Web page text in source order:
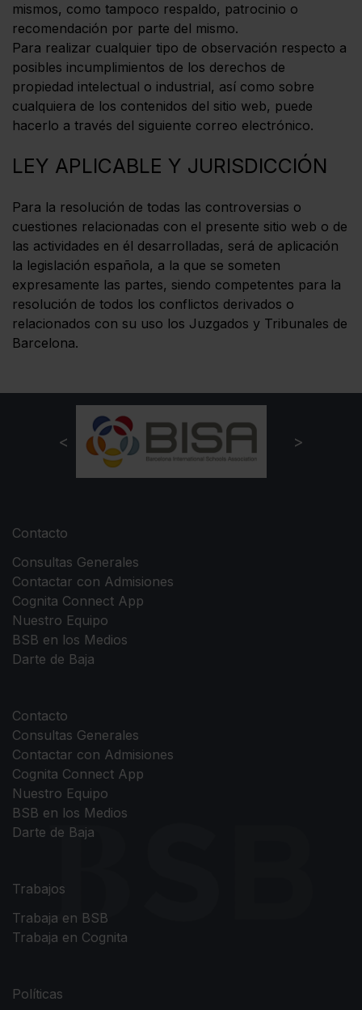
mismos, como tampoco respaldo, patrocinio o
recomendación por parte del mismo.
Para realizar cualquier tipo de observación respecto a
posibles incumplimientos de los derechos de
propiedad intelectual o industrial, así como sobre
cualquiera de los contenidos del sitio web, puede
hacerlo a través del siguiente correo electrónico.
LEY APLICABLE Y JURISDICCIÓN
Para la resolución de todas las controversias o
cuestiones relacionadas con el presente sitio web o de
las actividades en él desarrolladas, será de aplicación
la legislación española, a la que se someten
expresamente las partes, siendo competentes para la
resolución de todos los conflictos derivados o
relacionados con su uso los Juzgados y Tribunales de
Barcelona.
Contacto
Consultas Generales
Contactar con Admisiones
Cognita Connect App
Nuestro Equipo
BSB en los Medios
Darte de Baja
Contacto
Consultas Generales
Contactar con Admisiones
Cognita Connect App
Nuestro Equipo
BSB en los Medios
Darte de Baja
Trabajos
Trabaja en BSB
Trabaja en Cognita
Políticas